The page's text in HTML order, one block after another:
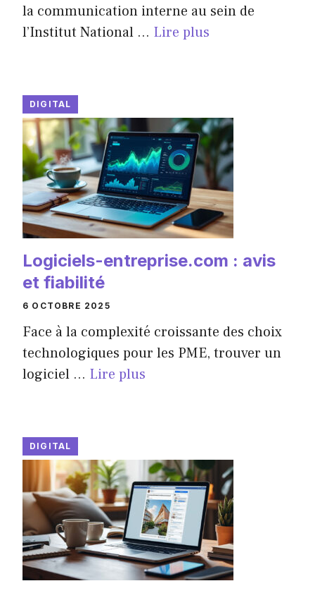
la communication interne au sein de
l’Institut National ... Lire plus
DIGITAL
Logiciels-entreprise.com : avis
et fiabilité
6 OCTOBRE 2025
Face à la complexité croissante des choix
technologiques pour les PME, trouver un
logiciel ... Lire plus
DIGITAL